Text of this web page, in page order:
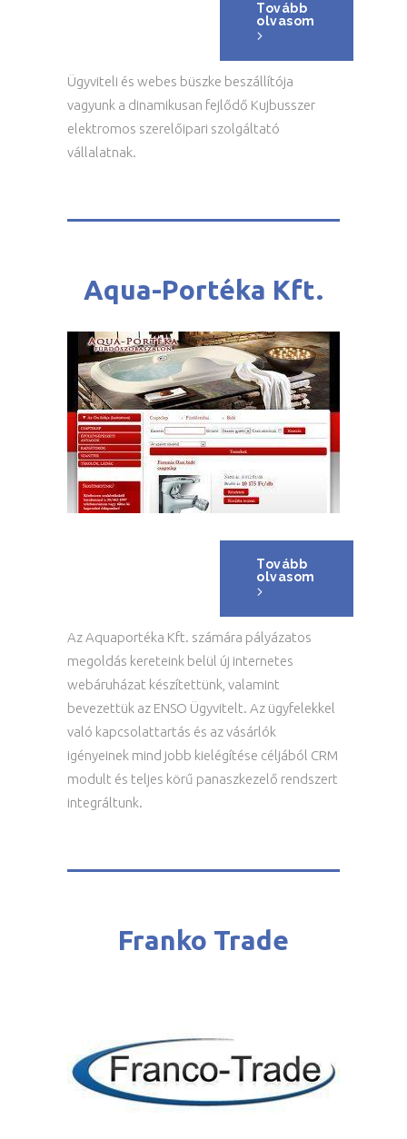
Tovább
olvasom
Ügyviteli és webes büszke beszállítója
vagyunk a dinamikusan fejlődő Kujbusszer
elektromos szerelőipari szolgáltató
vállalatnak.
Aqua-Portéka Kft.
Tovább
olvasom
Az Aquaportéka Kft. számára pályázatos
megoldás kereteink belül új internetes
webáruházat készítettünk, valamint
bevezettük az ENSO Ügyvitelt. Az ügyfelekkel
való kapcsolattartás és az vásárlók
igényeinek mind jobb kielégítése céljából CRM
modult és teljes körű panaszkezelő rendszert
integráltunk.
Franko Trade